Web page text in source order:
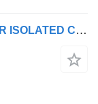
Arel Trailer FOOD TANK SEMI TRAILER ISOLATED CUSTOMIZE